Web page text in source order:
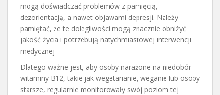
mogą doświadczać problemów z pamięcią,
dezorientacją, a nawet objawami depresji. Należy
pamiętać, że te dolegliwości mogą znacznie obniżyć
jakość życia i potrzebują natychmiastowej interwencji
medycznej.
Dlatego ważne jest, aby osoby narażone na niedobór
witaminy B12, takie jak wegetarianie, weganie lub osoby
starsze, regularnie monitorowały swój poziom tej